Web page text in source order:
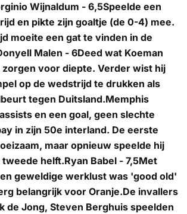
Wijnaldum - 6,5Speelde een
en pikte zijn goaltje (de 0-4) mee.
moeite een gat te vinden in de
Malen - 6Deed wat Koeman
voor diepte. Verder wist hij
op de wedstrijd te drukken als
tegen Duitsland.Memphis
en een goal, geen slechte
in zijn 50e interland. De eerste
maar opnieuw speelde hij
helft.Ryan Babel - 7,5Met
geweldige werklust was 'good old'
belangrijk voor Oranje.De invallers
de Jong, Steven Berghuis speelden